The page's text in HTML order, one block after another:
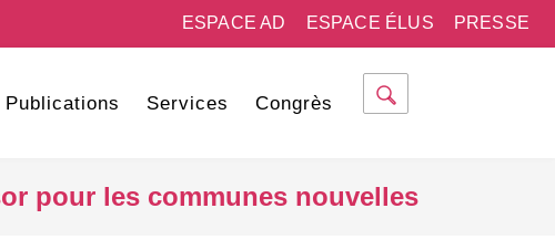
PRESSE
ESPACE ÉLUS
ESPACE AD
Publications Services Congrès
pour les communes nouvelles